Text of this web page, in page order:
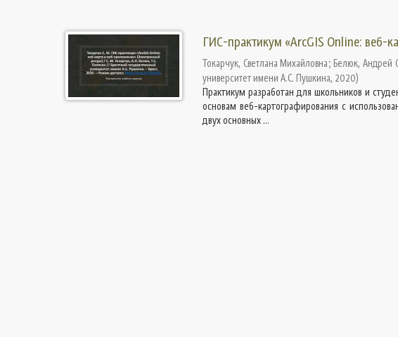
ГИС-практикум «ArcGIS Online: веб-
Токарчук, Светлана Михайловна; Белюк, Андрей
университет имени А.С. Пушкина, 2020)
Практикум разработан для школьников и
основам веб-картографирования с
двух основных ...